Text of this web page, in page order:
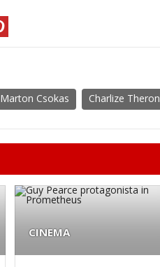
Marton Csokas Charlize Theron
CINEMA